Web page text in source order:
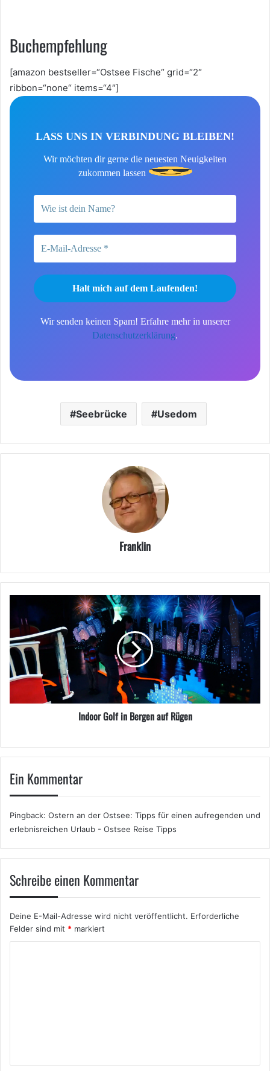
Buchempfehlung
[amazon bestseller=“Ostsee Fische“ grid=“2″
ribbon=“none“ items=“4″]
LASS UNS IN VERBINDUNG BLEIBEN!
Wir möchten dir gerne die neuesten Neuigkeiten
zukommen lassen
Wir senden keinen Spam! Erfahre mehr in unserer
Datenschutzerklärung.
Seebrücke Usedom
Franklin
Indoor Golf in Bergen auf Rügen
Ein Kommentar
Pingback: Ostern an der Ostsee: Tipps für einen aufregenden und
erlebnisreichen Urlaub - Ostsee Reise Tipps
Schreibe einen Kommentar
Deine E-Mail-Adresse wird nicht veröffentlicht. Erforderliche
Felder sind mit * markiert